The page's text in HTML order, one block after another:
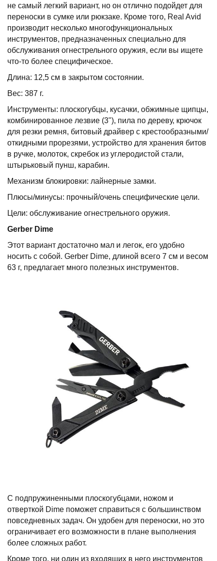
не самый легкий вариант, но он отлично подойдет для
переноски в сумке или рюкзаке. Кроме того, Real Avid
производит несколько многофункциональных
инструментов, предназначенных специально для
обслуживания огнестрельного оружия, если вы ищете
что-то более специфическое.
Длина: 12,5 см в закрытом состоянии.
Вес: 387 г.
Инструменты: плоскогубцы, кусачки, обжимные щипцы,
комбинированное лезвие (3"), пила по дереву, крючок
для резки ремня, битовый драйвер с крестообразными/
откидными прорезями, устройство для хранения битов
в ручке, молоток, скребок из углеродистой стали,
штырьковый пунш, карабин.
Механизм блокировки: лайнерные замки.
Плюсы/минусы: прочный/очень специфические цели.
Цели: обслуживание огнестрельного оружия.
Gerber Dime
Этот вариант достаточно мал и легок, его удобно
носить с собой. Gerber Dime, длиной всего 7 см и весом
63 г, предлагает много полезных инструментов.
С подпружиненными плоскогубцами, ножом и
отверткой Dime поможет справиться с большинством
повседневных задач. Он удобен для переноски, но это
ограничивает его возможности в плане выполнения
более сложных работ.
Кроме того, ни один из входящих в него инструментов